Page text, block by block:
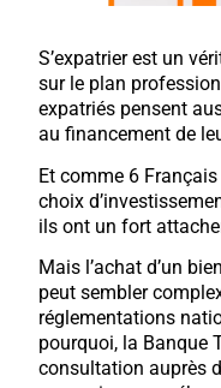
S’expatrier est un
sur le plan
expatriés pensent
au financement de
Et comme 6
choix
ils ont un fort
Mais l’achat d’un
peut sembler
réglementations
pourquoi, la Banque
consultation auprès